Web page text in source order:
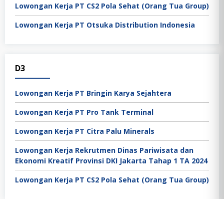
Lowongan Kerja PT CS2 Pola Sehat (Orang Tua Group)
Lowongan Kerja PT Otsuka Distribution Indonesia
D3
Lowongan Kerja PT Bringin Karya Sejahtera
Lowongan Kerja PT Pro Tank Terminal
Lowongan Kerja PT Citra Palu Minerals
Lowongan Kerja Rekrutmen Dinas Pariwisata dan
Ekonomi Kreatif Provinsi DKI Jakarta Tahap 1 TA 2024
Lowongan Kerja PT CS2 Pola Sehat (Orang Tua Group)